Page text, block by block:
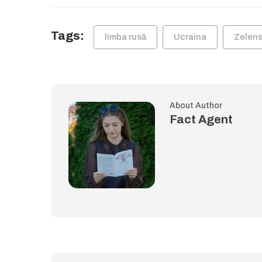
Tags: limba rusă Ucraina
About Author
Fact Agent